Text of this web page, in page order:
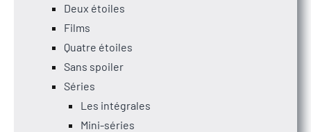
Deux étoiles
Films
Quatre étoiles
Sans spoiler
Séries
Les intégrales
Mini-séries